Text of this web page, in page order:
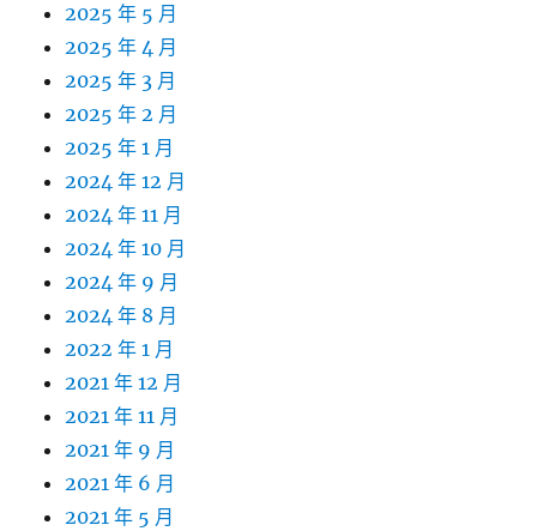
2025 年 5 月
2025 年 4 月
2025 年 3 月
2025 年 2 月
2025 年 1 月
2024 年 12 月
2024 年 11 月
2024 年 10 月
2024 年 9 月
2024 年 8 月
2022 年 1 月
2021 年 12 月
2021 年 11 月
2021 年 9 月
2021 年 6 月
2021 年 5 月